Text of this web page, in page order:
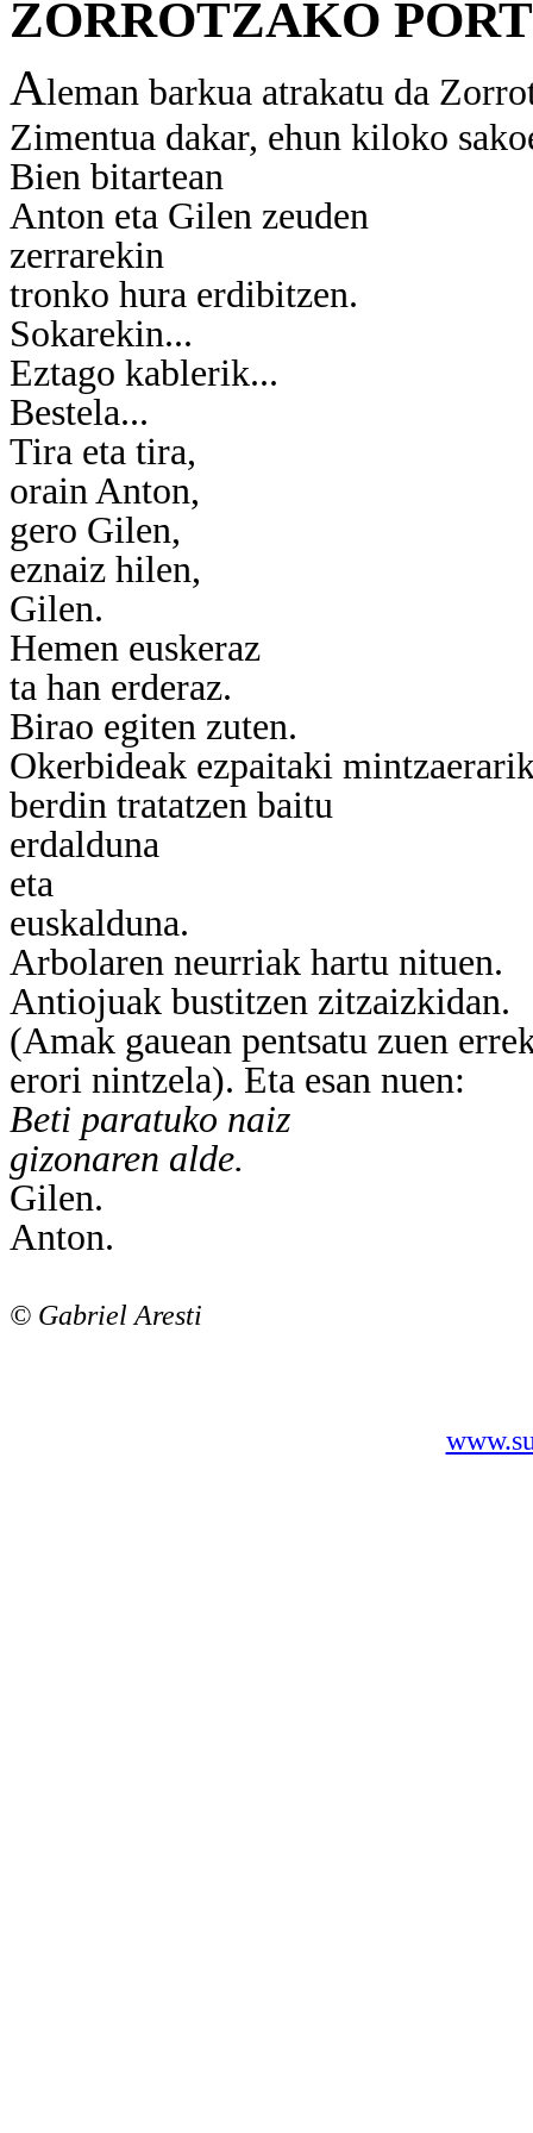
ZORROTZAKO
Aleman barkua atrakatu da
Zimentua dakar, ehun kiloko
Bien bitartean
Anton eta Gilen zeuden
zerrarekin
tronko hura erdibitzen.
Sokarekin...
Eztago kablerik...
Bestela...
Tira eta tira,
orain Anton,
gero Gilen,
eznaiz hilen,
Gilen.
Hemen euskeraz
ta han erderaz.
Birao egiten zuten.
Okerbideak ezpaitaki
berdin tratatzen baitu
erdalduna
eta
euskalduna.
Arbolaren neurriak hartu nituen.
Antiojuak bustitzen zitzaizkidan.
(Amak gauean pentsatu zuen
erori nintzela). Eta esan nuen:
Beti paratuko naiz
gizonaren alde.
Gilen.
Anton.
© Gabriel Aresti